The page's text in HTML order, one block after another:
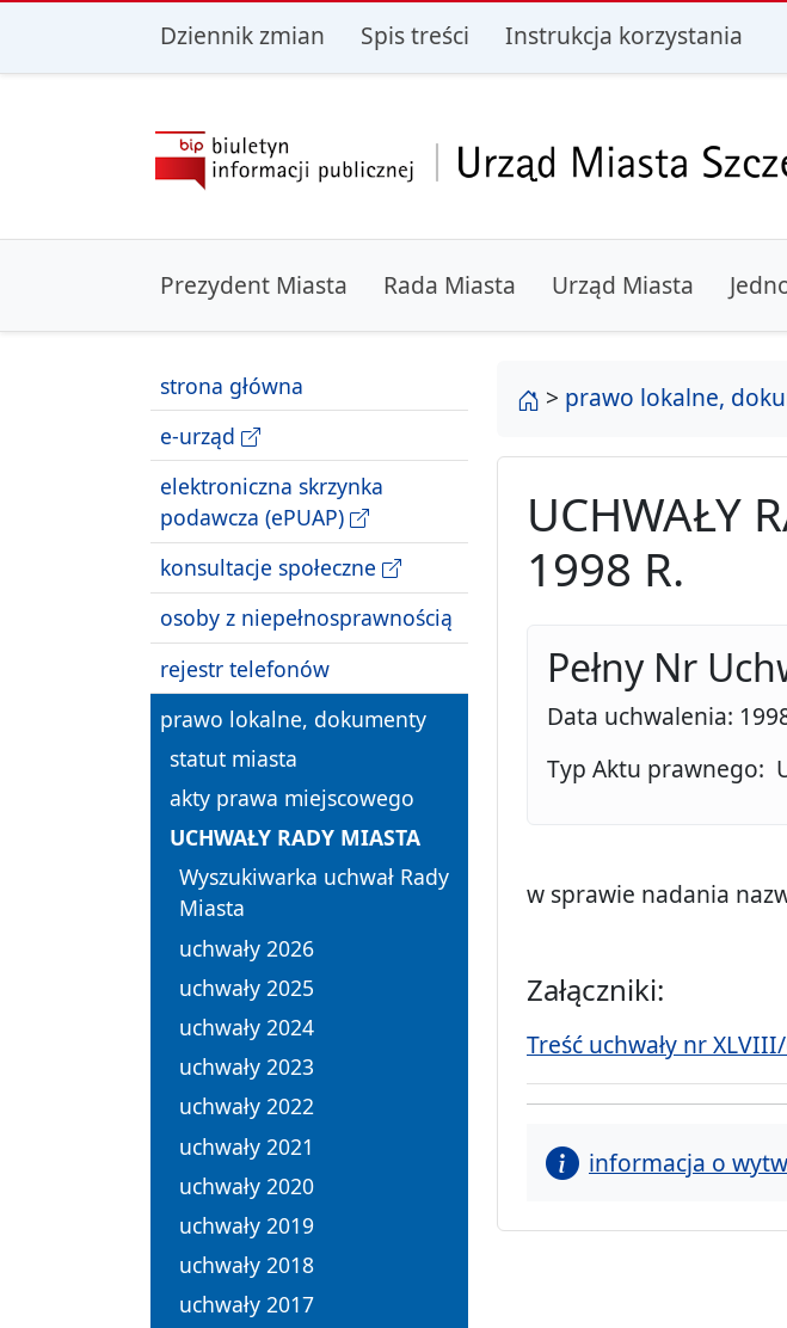
przejdź do głównego menu przejdź do treści
Dziennik zmian Spis treści Instrukcja korzystania
Prezydent Miasta Rada Miasta Urząd Miasta
strona główna
e-urząd
elektroniczna skrzynka
podawcza (ePUAP)
konsultacje społeczne
osoby z niepełnosprawnością
rejestr telefonów
prawo lokalne, dokumenty
statut miasta
akty prawa miejscowego
UCHWAŁY RADY MIASTA
Wyszukiwarka uchwał Rady
Miasta
uchwały 2026
uchwały 2025
uchwały 2024
uchwały 2023
uchwały 2022
uchwały 2021
uchwały 2020
uchwały 2019
uchwały 2018
uchwały 2017
strona główna
> prawo lokalne,
UCHWAŁY
1998 R.
Pełny Nr
Data uchwalenia:
Typ Aktu prawnego:
w sprawie nadania
Załączniki:
Treść uchwały nr
informacja o